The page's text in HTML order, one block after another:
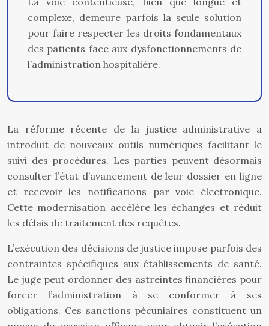
complexe, demeure parfois la seule solution
pour faire respecter les droits fondamentaux
des patients face aux dysfonctionnements de
l’administration hospitalière.
La réforme récente de la justice administrative a
introduit de nouveaux outils numériques facilitant le
suivi des procédures. Les parties peuvent désormais
consulter l’état d’avancement de leur dossier en ligne
et recevoir les notifications par voie électronique.
Cette modernisation accélère les échanges et réduit
les délais de traitement des requêtes.
L’exécution des décisions de justice impose parfois des
contraintes spécifiques aux établissements de santé.
Le juge peut ordonner des astreintes financières pour
forcer l’administration à se conformer à ses
obligations. Ces sanctions pécuniaires constituent un